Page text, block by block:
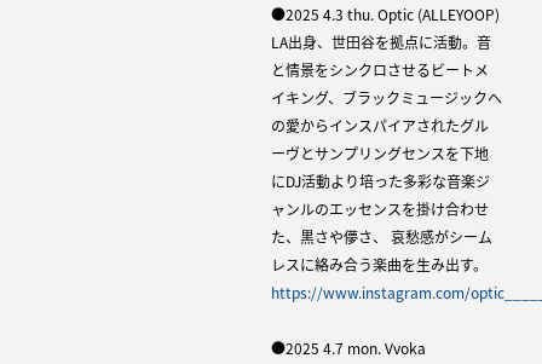
●2025 4.3 thu. Optic (ALLEYOOP)
LA出身、世田谷を拠点に活動。音
と情景をシンクロさせるビートメ
イキング、ブラックミュージックへ
の愛からインスパイアされたグル
ーヴとサンプリングセンスを下地
にDJ活動より培った多彩な音楽ジ
ャンルのエッセンスを掛け合わせ
た、黒さや儚さ、 哀愁感がシーム
レスに絡み合う楽曲を生み出す。
https://www.instagram.com/
●2025 4.7 mon. Vvoka